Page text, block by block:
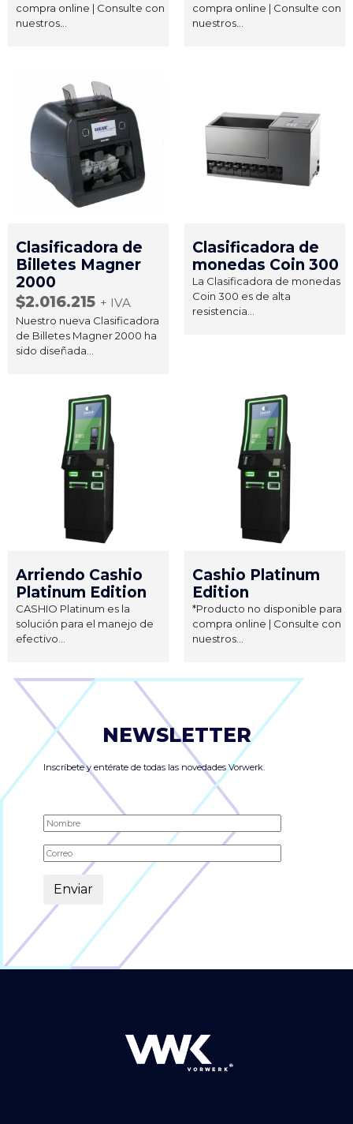
compra online | Consulte con
nuestros...
compra online | Consulte con
nuestros...
Clasificadora de
Billetes Magner
2000
$2.016.215 + IVA
Nuestro nueva Clasificadora
de Billetes Magner 2000 ha
sido diseñada...
Clasificadora de
monedas Coin 300
La Clasificadora de monedas
Coin 300 es de alta
resistencia...
Arriendo Cashio
Platinum Edition
CASHIO Platinum es la
solución para el manejo de
efectivo...
Cashio Platinum
Edition
*Producto no disponible para
compra online | Consulte con
nuestros...
NEWSLETTER
Inscríbete y entérate de todas las novedades Vorwerk.
Alternative: